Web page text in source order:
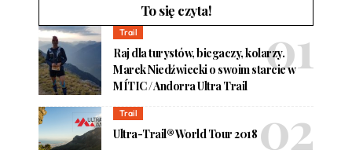
To się czyta!
Trail
Raj dla turystów, biegaczy, kolarzy.
Marek Niedźwiecki o swoim starcie w
MÍTIC / Andorra Ultra Trail
Trail
Ultra-Trail® World Tour 2018